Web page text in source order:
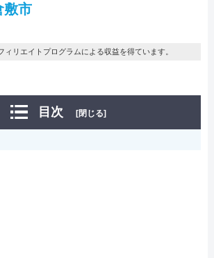
敷市
リエイトプログラムによる収益を得ています。
目次 [閉じる]